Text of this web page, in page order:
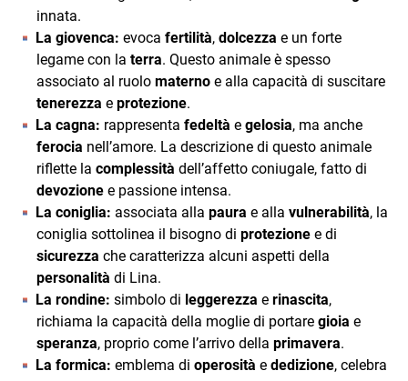
innata.
La giovenca: evoca fertilità, dolcezza e un forte
legame con la terra. Questo animale è spesso
associato al ruolo materno e alla capacità di suscitare
tenerezza e protezione.
La cagna: rappresenta fedeltà e gelosia, ma anche
ferocia nell’amore. La descrizione di questo animale
riflette la complessità dell’affetto coniugale, fatto di
devozione e passione intensa.
La coniglia: associata alla paura e alla vulnerabilità, la
coniglia sottolinea il bisogno di protezione e di
sicurezza che caratterizza alcuni aspetti della
personalità di Lina.
La rondine: simbolo di leggerezza e rinascita,
richiama la capacità della moglie di portare gioia e
speranza, proprio come l’arrivo della primavera.
La formica: emblema di operosità e dedizione, celebra